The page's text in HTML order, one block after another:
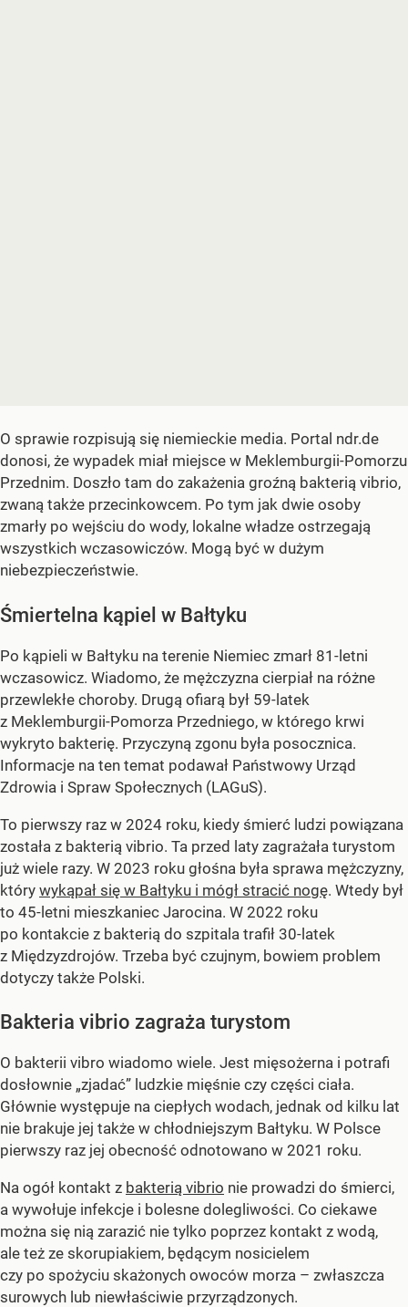
O sprawie rozpisują się niemieckie media. Portal ndr.de
donosi, że wypadek miał miejsce w Meklemburgii-Pomorzu
Przednim. Doszło tam do zakażenia groźną bakterią vibrio,
zwaną także przecinkowcem. Po tym jak dwie osoby
zmarły po wejściu do wody, lokalne władze ostrzegają
wszystkich wczasowiczów. Mogą być w dużym
niebezpieczeństwie.
Śmiertelna kąpiel w Bałtyku
Po kąpieli w Bałtyku na terenie Niemiec zmarł 81-letni
wczasowicz. Wiadomo, że mężczyzna cierpiał na różne
przewlekłe choroby. Drugą ofiarą był 59-latek
z Meklemburgii-Pomorza Przedniego, w którego krwi
wykryto bakterię. Przyczyną zgonu była posocznica.
Informacje na ten temat podawał Państwowy Urząd
Zdrowia i Spraw Społecznych (LAGuS).
To pierwszy raz w 2024 roku, kiedy śmierć ludzi powiązana
została z bakterią vibrio. Ta przed laty zagrażała turystom
już wiele razy. W 2023 roku głośna była sprawa mężczyzny,
który wykąpał się w Bałtyku i mógł stracić nogę. Wtedy był
to 45-letni mieszkaniec Jarocina. W 2022 roku
po kontakcie z bakterią do szpitala trafił 30-latek
z Międzyzdrojów. Trzeba być czujnym, bowiem problem
dotyczy także Polski.
Bakteria vibrio zagraża turystom
O bakterii vibro wiadomo wiele. Jest mięsożerna i potrafi
dosłownie „zjadać” ludzkie mięśnie czy części ciała.
Głównie występuje na ciepłych wodach, jednak od kilku lat
nie brakuje jej także w chłodniejszym Bałtyku. W Polsce
pierwszy raz jej obecność odnotowano w 2021 roku.
Na ogół kontakt z bakterią vibrio nie prowadzi do śmierci,
a wywołuje infekcje i bolesne dolegliwości. Co ciekawe
można się nią zarazić nie tylko poprzez kontakt z wodą,
ale też ze skorupiakiem, będącym nosicielem
czy po spożyciu skażonych owoców morza – zwłaszcza
surowych lub niewłaściwie przyrządzonych.